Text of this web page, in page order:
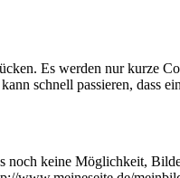
Es werden nur kurze
schnell passieren,
keine Möglichkeit,